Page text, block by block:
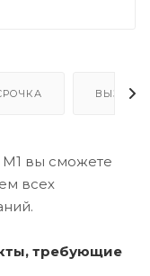
ВЫЗОВ
М1 вы сможете
всех
требующие